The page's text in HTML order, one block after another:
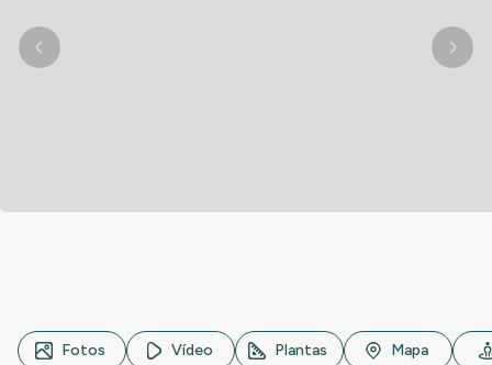
Rua Mateus Mascarenhas, n° 424, Jardim Pereira Leite,
Fotos Vídeo Plantas Mapa